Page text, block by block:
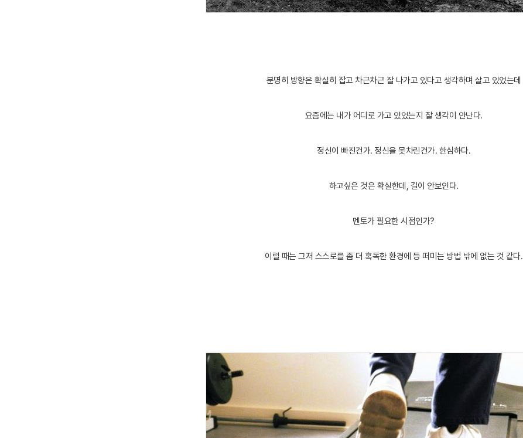
분명히 방향은 확실히 잡고 차근차근 잘 나가고 있다고 생각하며 살고 있었는데
요즘에는 내가 어디로 가고 있었는지 잘 생각이 안난다.
정신이 빠진건가. 정신을 못차린건가. 한심하다.
하고싶은 것은 확실한데, 길이 안보인다.
멘토가 필요한 시점인가?
이럴 때는 그저 스스로를 좀 더 혹독한 환경에 등 떠미는 방법 밖에 없는 것 같다.